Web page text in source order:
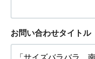
お問い合わせタイトル